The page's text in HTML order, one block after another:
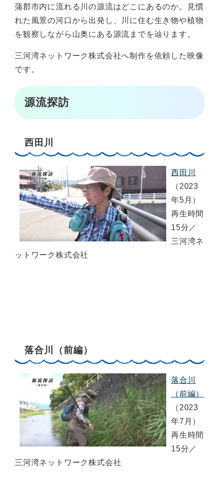
蒲郡市内に流れる川の源流はどこにあるのか。見慣
れた風景の河口から出発し、川に住む生き物や植物
を観察しながら山奥にある源流までを辿ります。
三河湾ネットワーク株式会社へ制作を依頼した映像
です。
源流探訪
西田川
西田川
（2023
年5月）
再生時間
15分／
三河湾ネ
ットワーク株式会社
落合川（前編）
落合川
（前編）
（2023
年7月）
再生時間
15分／
三河湾ネットワーク株式会社